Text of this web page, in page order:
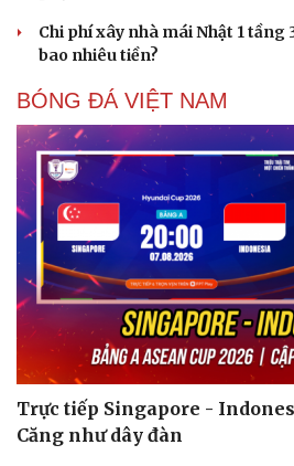
Sức khỏe
Dinh dưỡng - món ngon
Cây thuốc
Sản phụ khoa
Nhi khoa
Nam khoa
Làm đẹp - giảm cân
Phòng mạch online
Ăn sạch sống khỏe
Chi phí xây nhà mái Nhật 1
bao nhiêu tiền?
BÓNG ĐÁ VIỆT NAM
Trực tiếp Singapore -
Căng như dây đàn